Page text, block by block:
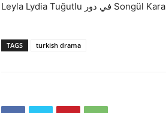
Leyla Lydia Tuğutlu في دور Songül Kara
TAGS turkish drama